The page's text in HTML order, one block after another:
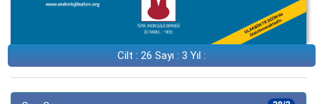
Cilt : 26 Sayı : 3 Yıl :